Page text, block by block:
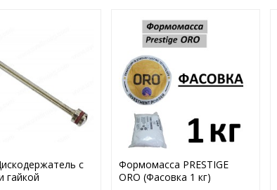
с
гайкой
Формомасса PRESTIGE
ORO (Фасовка 1 кг)